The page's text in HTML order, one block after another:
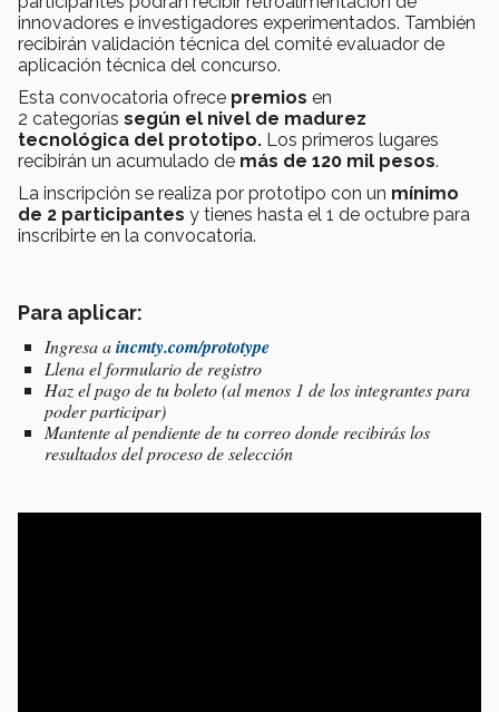
innovadores e investigadores experimentados. También
recibirán validación técnica del comité evaluador de
aplicación técnica del concurso.
Esta convocatoria ofrece premios en
2 categorías según el nivel de madurez
tecnológica del prototipo. Los primeros lugares
recibirán un acumulado de más de 120 mil pesos.
La inscripción se realiza por prototipo con un mínimo
de 2 participantes y tienes hasta el 1 de octubre para
inscribirte en la convocatoria.
Para aplicar:
Ingresa aincmty.com/prototype
Llena el formulario de registro
Haz el pago de tu boleto (al menos 1 de los integrantes para
poder participar)
Mantente al pendiente de tu correo donde recibirás los
resultados del proceso de selección